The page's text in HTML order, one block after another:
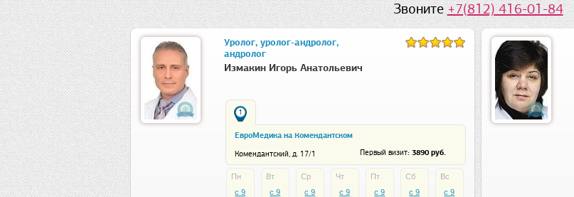
Звоните+7(812) 416-01-84
Уролог, уролог-андролог,
андролог
Измакин Игорь Анатольевич
1
ЕвроМедика на Комендантском
Комендантский, д. 17/1 Первый визит: 3890 руб.
Пн
c 9
Вт
c 9
Ср
c 9
Чт
c 9
Пт
c 9
Сб
c 9
Вс
c 9